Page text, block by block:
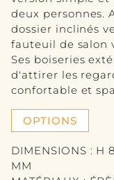
VASE
IMAGE
MIRROIR
CONTACT
EN
DE
deux personnes.
dossier inclinés
fauteuil de salon
Ses boiseries
d'attirer les
confortable et
OPTIONS
DIMENSIONS : H
MM